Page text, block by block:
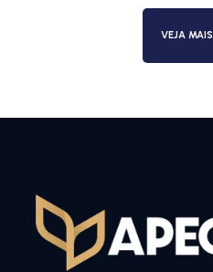
VEJA MAIS